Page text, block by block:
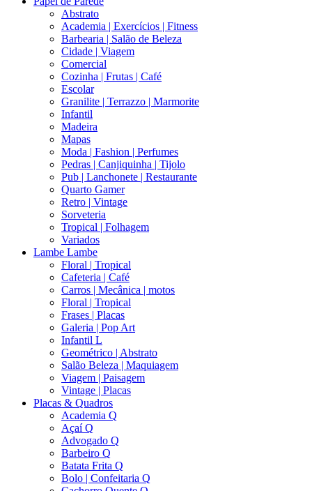
Abstrato
Academia | Exercícios | Fitness
Barbearia | Salão de Beleza
Cidade | Viagem
Comercial
Cozinha | Frutas | Café
Escolar
Granilite | Terrazzo | Marmorite
Infantil
Madeira
Mapas
Moda | Fashion | Perfumes
Pedras | Canjiquinha | Tijolo
Pub | Lanchonete | Restaurante
Quarto Gamer
Retro | Vintage
Sorveteria
Tropical | Folhagem
Variados
Lambe Lambe
Floral | Tropical
Cafeteria | Café
Carros | Mecânica | motos
Floral | Tropical
Frases | Placas
Galeria | Pop Art
Infantil L
Geométrico | Abstrato
Salão Beleza | Maquiagem
Viagem | Paisagem
Vintage | Placas
Placas & Quadros
Academia Q
Açaí Q
Advogado Q
Barbeiro Q
Batata Frita Q
Bolo | Confeitaria Q